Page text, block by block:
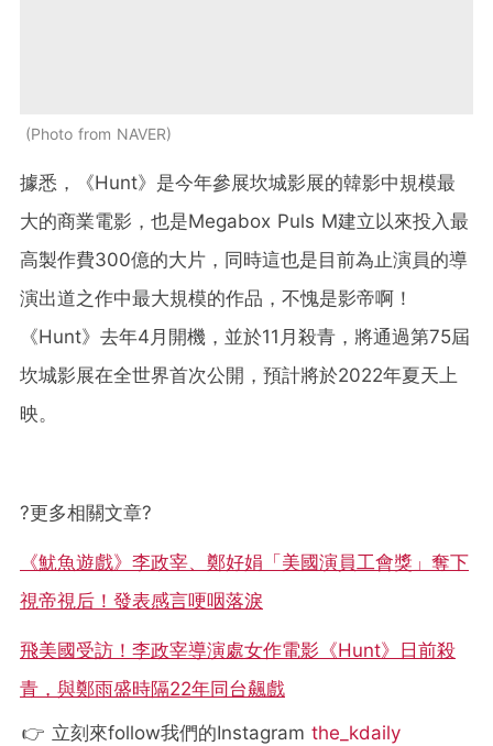
Photo from NAVER
據悉，《Hunt》是今年參展坎城影展的韓影中規模最
大的商業電影，也是Megabox Puls M建立以來投入最
高製作費300億的大片，同時這也是目前為止演員的導
演出道之作中最大規模的作品，不愧是影帝啊！
《Hunt》去年4月開機，並於11月殺青，將通過第75屆
坎城影展在全世界首次公開，預計將於2022年夏天上
映。
?更多相關文章?
《魷魚遊戲》李政宰、鄭好娟「美國演員工會獎」奪下
視帝視后！發表感言哽咽落淚
飛美國受訪！李政宰導演處女作電影《Hunt》日前殺
青，與鄭雨盛時隔22年同台飆戲
👉 立刻來follow我們的Instagram the_kdaily